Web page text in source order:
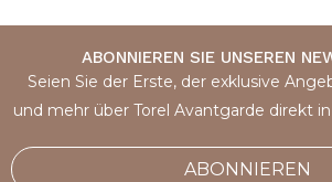
ABONNIEREN SIE UNSEREN
Seien Sie der Erste, der exklusive
und mehr über Torel Avantgarde direkt
ABONNIEREN